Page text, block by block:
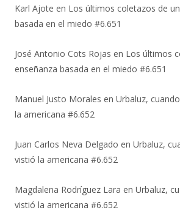
Karl Ajote en Los últimos coletazos de
basada en el miedo #6.651
José Antonio Cots Rojas en Los últimos
enseñanza basada en el miedo #6.651
Manuel Justo Morales en Urbaluz,
la americana #6.652
Juan Carlos Neva Delgado en Urbaluz,
vistió la americana #6.652
Magdalena Rodríguez Lara en Urbaluz,
vistió la americana #6.652